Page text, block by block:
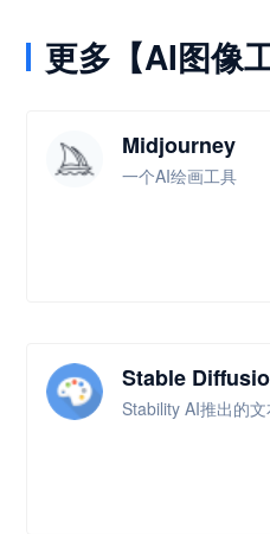
更多【AI图像
Midjourney
一个AI绘画工具
Stable
Stability AI推出的